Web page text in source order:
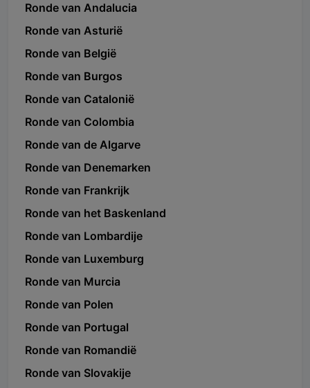
Ronde van Andalucia
Ronde van Asturië
Ronde van België
Ronde van Burgos
Ronde van Catalonië
Ronde van Colombia
Ronde van de Algarve
Ronde van Denemarken
Ronde van Frankrijk
Ronde van het Baskenland
Ronde van Lombardije
Ronde van Luxemburg
Ronde van Murcia
Ronde van Polen
Ronde van Portugal
Ronde van Romandië
Ronde van Slovakije